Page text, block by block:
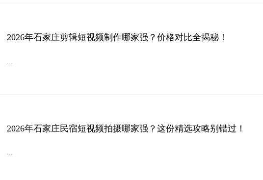
2026年石家庄剪辑短视频制作哪家强？价格对比全揭秘！
2026年石家庄民宿短视频拍摄哪家强？这份精选攻略别错过！